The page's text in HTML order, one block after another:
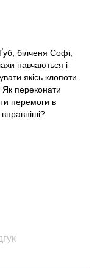
білченя Софі,
навчаються і
якісь клопоти.
переконати
перемоги в